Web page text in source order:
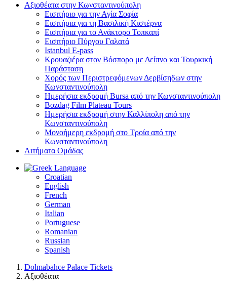
Αξιοθέατα στην Κωνσταντινούπολη
Εισιτήριο για την Αγία Σοφία
Εισιτήρια για τη Βασιλική Κιστέρνα
Εισιτήρια για το Ανάκτορο Τοπκαπί
Εισιτήριο Πύργου Γαλατά
Istanbul E-pass
Κρουαζιέρα στον Βόσπορο με Δείπνο και Τουρκική
Παράσταση
Χορός των Περιστρεφόμενων Δερβίσηδων στην
Κωνσταντινούπολη
Ημερήσια εκδρομή Bursa από την Κωνσταντινούπολη
Bozdag Film Plateau Tours
Ημερήσια εκδρομή στην Καλλίπολη από την
Κωνσταντινούπολη
Μονοήμερη εκδρομή στο Τροία από την
Κωνσταντινούπολη
Αιτήματα Ομάδας
Language
Croatian
English
French
German
Italian
Portuguese
Romanian
Russian
Spanish
Dolmabahce Palace Tickets
Αξιοθέατα